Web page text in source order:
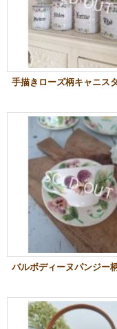
手描きローズ柄キャニス